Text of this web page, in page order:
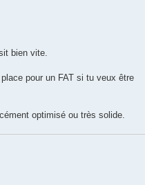
bien vite.
pour un FAT si tu veux être
optimisé ou très solide.